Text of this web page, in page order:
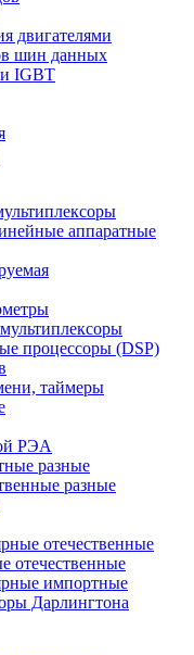
двигателями
шин данных
IGBT
аппаратные
процессоры (DSP)
таймеры
РЭА
разные
разные
отечественные
отечественные
импортные
Дарлингтона